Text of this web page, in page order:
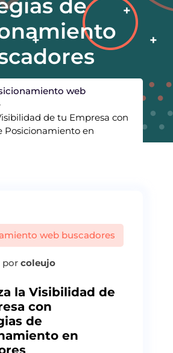
de
web
de tu Empresa con
Posicionamiento en
web buscadores
por coleujo
la Visibilidad de
con
de
en